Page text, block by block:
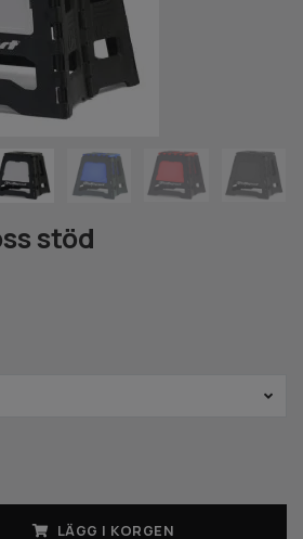
stöd
LÄGG I KORGEN